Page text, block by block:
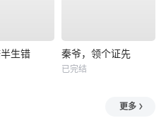
生错 秦爷，领个证先
已完结
更多